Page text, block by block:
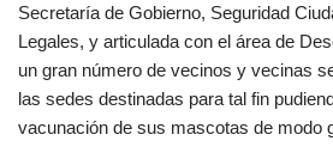
Secretaría de Gobierno, Seguridad
Legales, y articulada con el área de
un gran número de vecinos y vecinas
las sedes destinadas para tal fin
vacunación de sus mascotas de modo